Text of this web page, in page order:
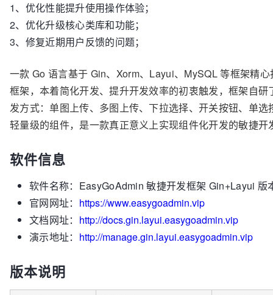
1、优化性能提升使用操作体验；
2、优化升级核心类库和功能；
3、修复近期用户反馈的问题；
一款 Go 语言基于 Gin、Xorm、Layui、MySQL 等框架精
框架，本着简化开发、提升开发效率的初衷触发，框架自
发方式：单图上传、多图上传、下拉选择、开关按钮、单
轻量级的组件，是一款真正意义上实现组件化开发的敏捷开
软件信息
软件名称：EasyGoAdmin 敏捷开发框架 Gin+Layui 版
官网网址： https://www.easygoadmin.vip
文档网址： http://docs.gin.layui.easygoadmin.vip
演示地址： http://manage.gin.layui.easygoadmin.vip
版本说明